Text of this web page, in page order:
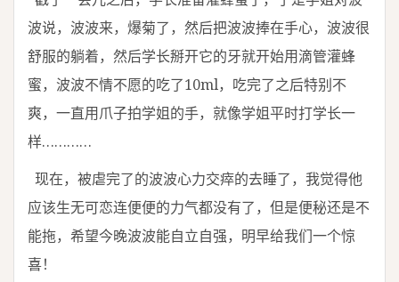
波说，波波来，爆菊了，然后把波波捧在手心，波波很
舒服的躺着，然后学长掰开它的牙就开始用滴管灌蜂
蜜，波波不情不愿的吃了10ml，吃完了之后特别不
爽，一直用爪子拍学姐的手，就像学姐平时打学长一
样…………
现在，被虐完了的波波心力交瘁的去睡了，我觉得他
应该生无可恋连便便的力气都没有了，但是便秘还是不
能拖，希望今晚波波能自立自强，明早给我们一个惊
喜！